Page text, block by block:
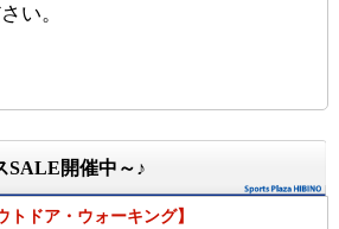
い。
SALE開催中～♪
トドア・ウォーキング】